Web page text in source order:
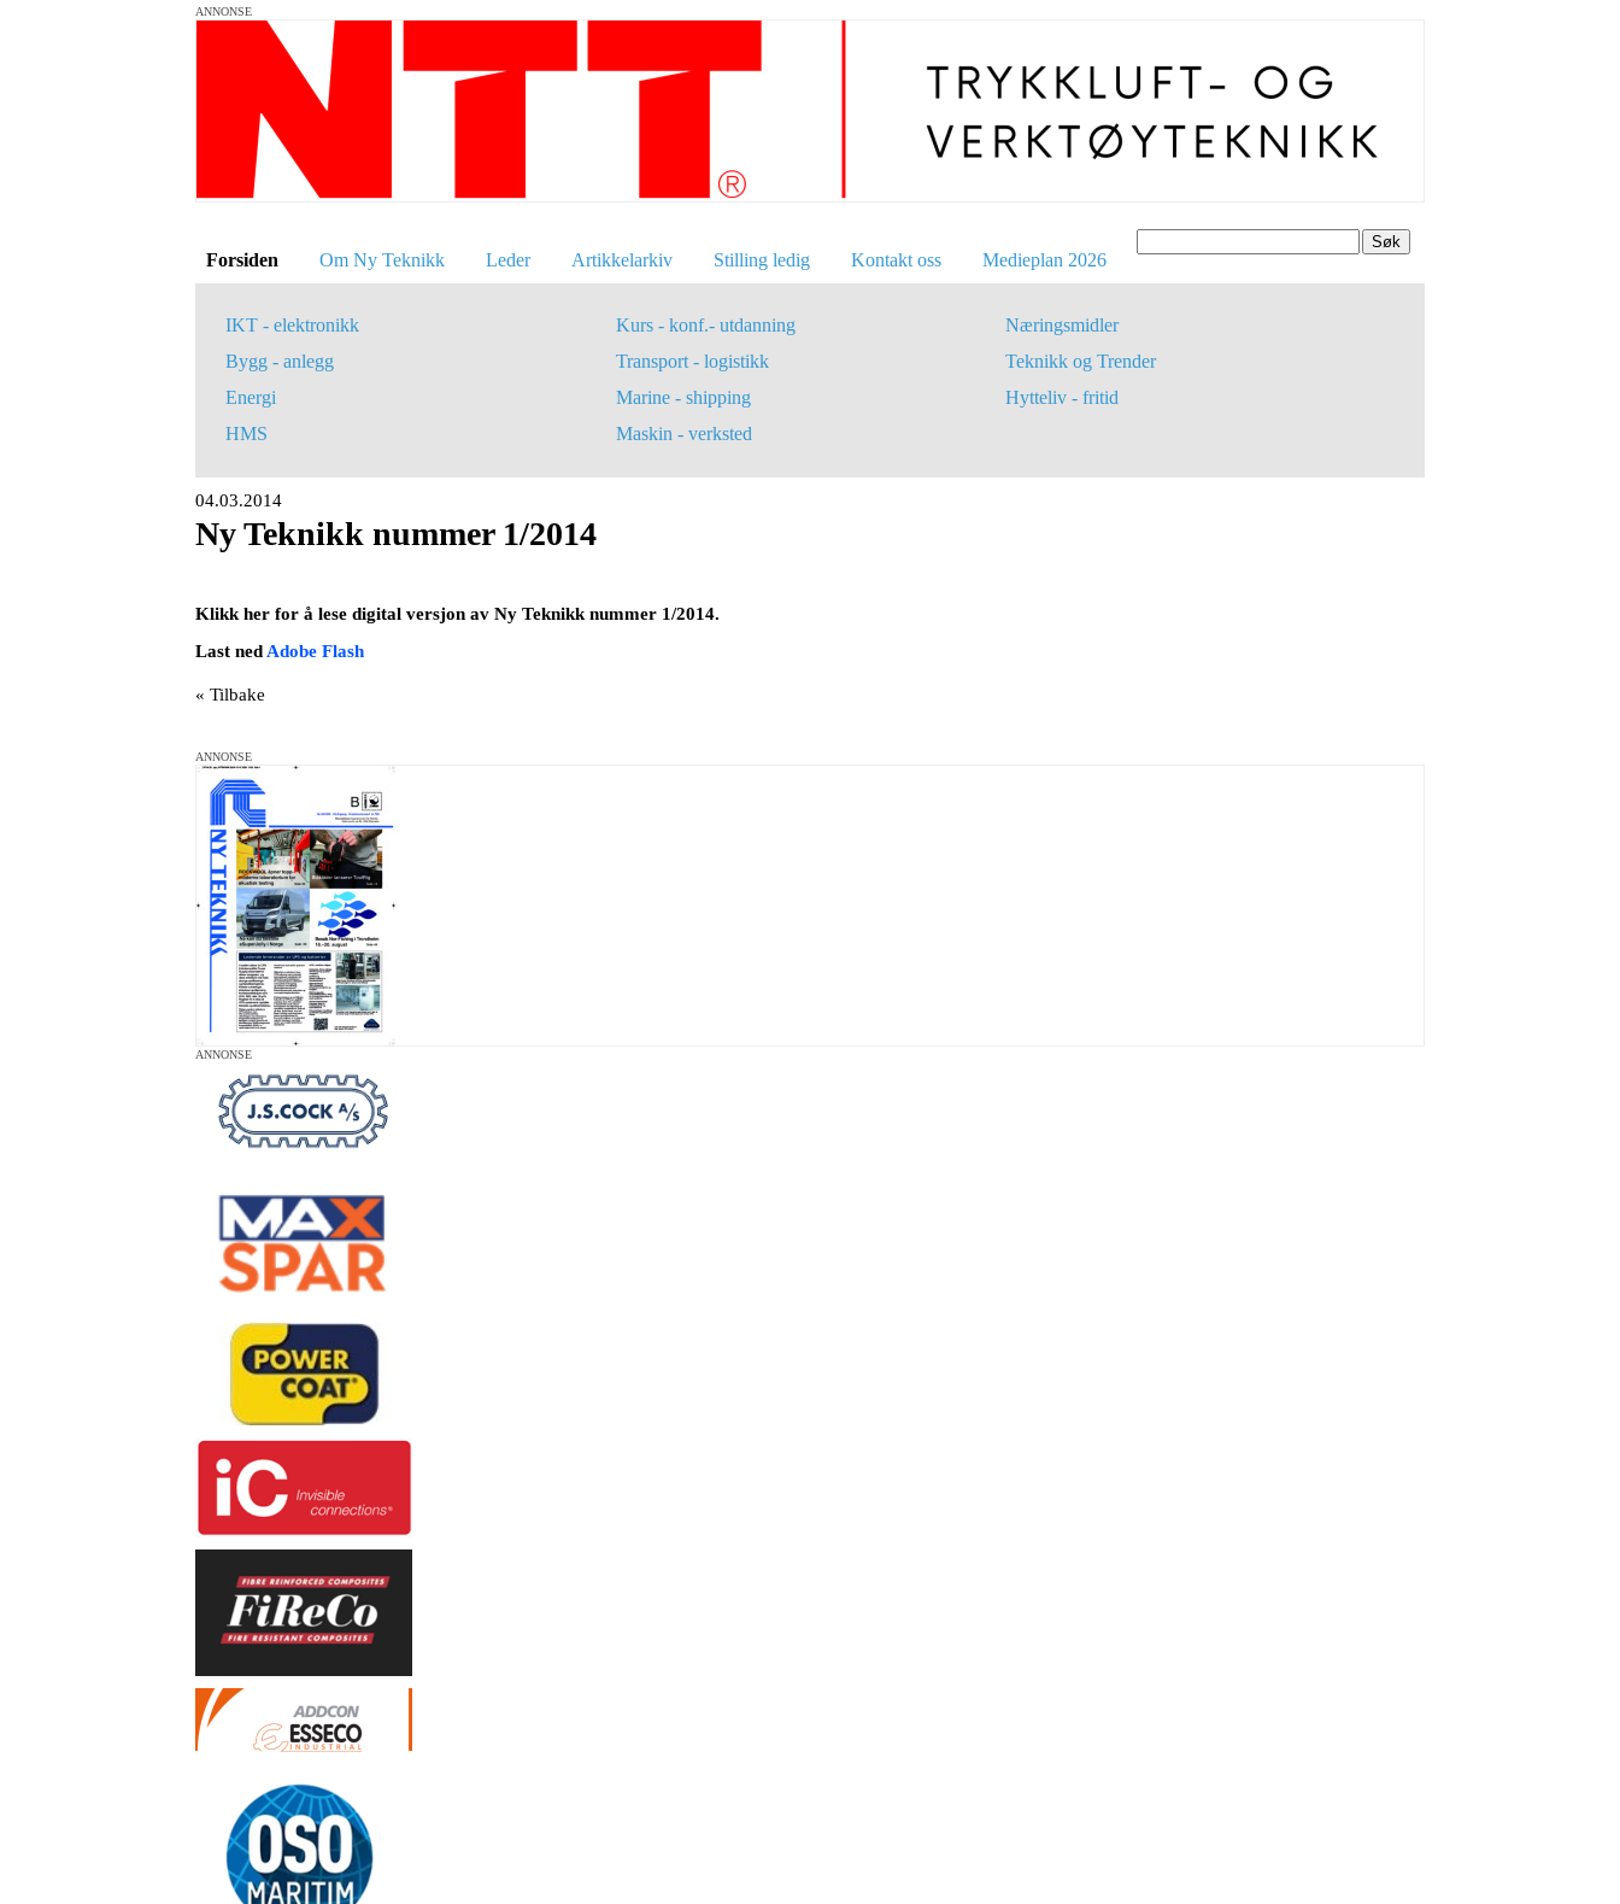
ANNONSE
Søk
Forsiden Om Ny Teknikk Leder Artikkelarkiv Stilling ledig Kontakt oss Medieplan 2026
IKT - elektronikk
Bygg - anlegg
Energi
HMS
Kurs - konf.- utdanning
Transport - logistikk
Marine - shipping
Maskin - verksted
Næringsmidler
Teknikk og Trender
Hytteliv - fritid
04.03.2014
Ny Teknikk nummer 1/2014
Klikk her for å lese digital versjon av Ny Teknikk nummer 1/2014.
Last ned Adobe Flash
« Tilbake
ANNONSE
ANNONSE